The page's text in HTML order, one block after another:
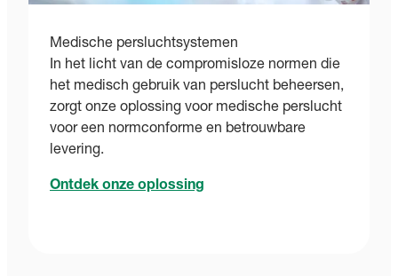
Medische persluchtsystemen
In het licht van de compromisloze normen die
het medisch gebruik van perslucht beheersen,
zorgt onze oplossing voor medische perslucht
voor een normconforme en betrouwbare
levering.
Ontdek onze oplossing